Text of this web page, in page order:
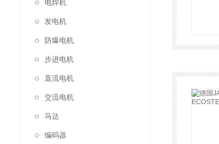
电焊机
发电机
防爆电机
步进电机
直流电机
交流电机
马达
编码器